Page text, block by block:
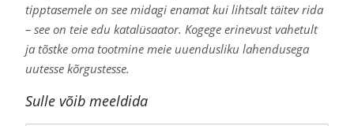
tipptasemele on see midagi enamat kui lihtsalt täitev rida
– see on teie edu katalüsaator. Kogege erinevust vahetult
ja tõstke oma tootmine meie uuendusliku lahendusega
uutesse kõrgustesse.
Sulle võib meeldida